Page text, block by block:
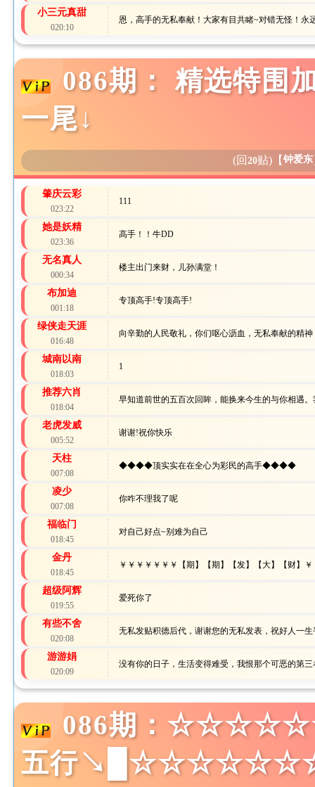
小三元真甜
020:10
恩，高手的无私奉献！大家有目共睹~对错无怪！永
086期： 精选特围
一尾↓
(回20贴) 【钟爱东
肇庆云彩
023:22
111
她是妖精
023:36
高手！！牛DD
无名真人
000:34
楼主出门来财，儿孙满堂！
布加迪
001:18
专顶高手!专顶高手!
绿侠走天涯
016:48
向辛勤的人民敬礼，你们呕心沥血，无私奉献的精
城南以南
018:03
1
推荐六肖
018:04
早知道前世的五百次回眸，能换来今生的与你相遇
老虎发威
005:52
谢谢!祝你快乐
天柱
007:08
◆◆◆◆顶实实在在全心为彩民的高手◆◆◆◆
凌少
007:08
你咋不理我了呢
福临门
018:45
对自己好点~别难为自己
金丹
018:45
￥￥￥￥￥￥￥【期】【期】【发】【大】【财】
超级阿辉
019:55
爱死你了
有些不舍
020:08
无私发贴积德后代，谢谢您的无私发表，祝好人一生
游游娟
020:09
没有你的日子，生活变得难受，我恨那个可恶的第
086期：
五行